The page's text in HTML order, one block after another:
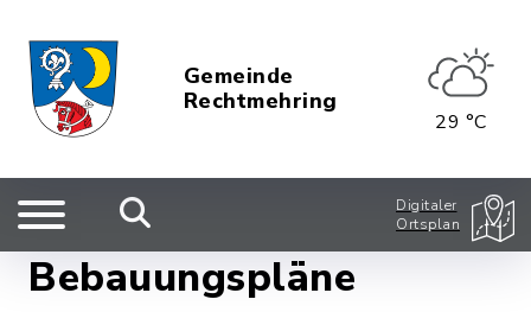
Gemeinde
Rechtmehring
29 °C
Digitaler
Ortsplan
Bebauungspläne